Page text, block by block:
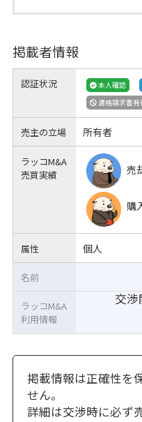
掲載者情報
認証状況 本人確認
適格請求書
売主の立場 所有者
ラッコM&A
売買実績
売
購
属性 個人
交
名前
ラッコM&A
利用情報
掲載情報は正確性を
せん。
詳細は交渉時に必ず